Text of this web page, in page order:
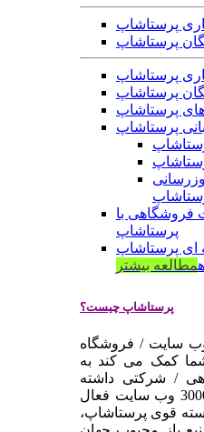
پرستاشاپ
پرستاشاپ
پرستاشاپ
پرستاشاپ
پرستاشاپ
پرستاشاپ
با
پرستاشاپ
ای پرستاشاپ
مطالعه بیشتر
پرستاشاپ چیست؟
سایت / فروشگاه
کمک می کند به
/ شرکتی داشته
باشید. در حال حاضر بیش از 300000 وب سایت فعال
قوی پرستاشاپ،